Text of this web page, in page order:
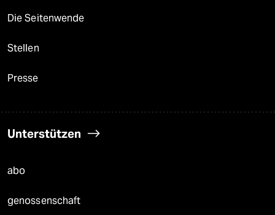
Die Seitenwende
Stellen
Presse
Unterstützen
abo
genossenschaft